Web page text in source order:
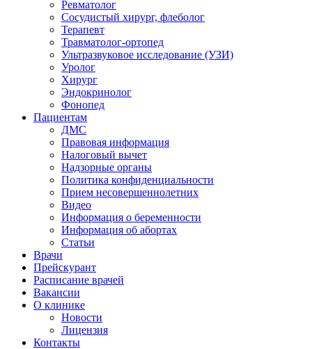
Ревматолог
Сосудистый хирург, флеболог
Терапевт
Травматолог-ортопед
Ультразвуковое исследование (УЗИ)
Уролог
Хирург
Эндокринолог
Фонопед
Пациентам
ДМС
Правовая информация
Налоговый вычет
Надзорные органы
Политика конфиденциальности
Прием несовершеннолетних
Видео
Информация о беременности
Информация об абортах
Статьи
Врачи
Прейскурант
Расписание врачей
Вакансии
О клинике
Новости
Лицензия
Контакты